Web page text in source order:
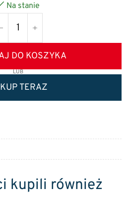
Na stanie
DO KOSZYKA
LUB
KUP TERAZ
kupili również